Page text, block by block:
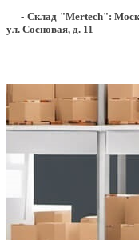
- Склад "Mertech":
ул. Сосновая, д. 11